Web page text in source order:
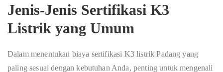
Jenis-Jenis Sertifikasi K3
Listrik yang Umum
Dalam menentukan biaya sertifikasi K3 listrik Padang yang
paling sesuai dengan kebutuhan Anda, penting untuk mengenali